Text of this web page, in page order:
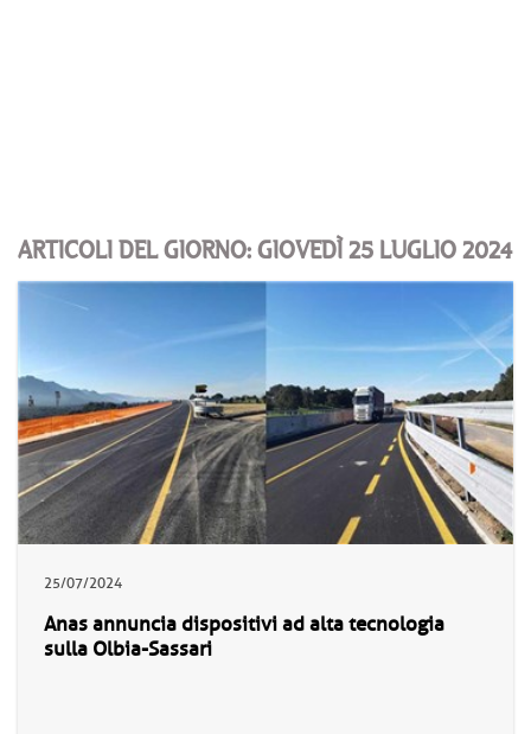
ARTICOLI DEL GIORNO: GIOVEDÌ 25 LUGLIO 2024
25/07/2024
Anas annuncia dispositivi ad alta tecnologia
sulla Olbia-Sassari